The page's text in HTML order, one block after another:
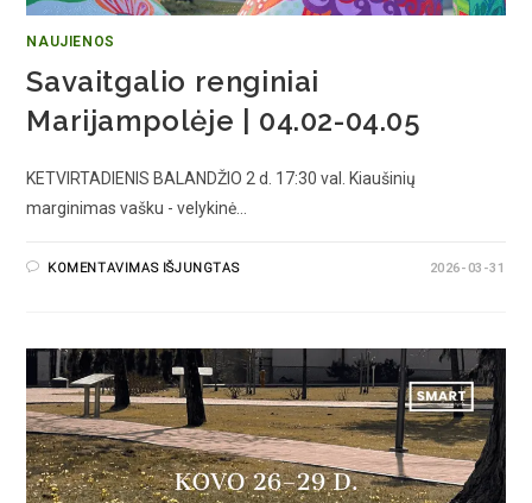
NAUJIENOS
Savaitgalio renginiai
Marijampolėje | 04.02-04.05
KETVIRTADIENIS BALANDŽIO 2 d. 17:30 val. Kiaušinių
marginimas vašku - velykinė…
KOMENTAVIMAS IŠJUNGTAS 2026-03-31